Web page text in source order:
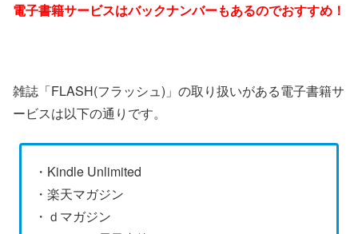
電子書籍サービスはバックナンバーもあるのでおすすめ！
雑誌「FLASH(フラッシュ)」の取り扱いがある電子書籍サ
ービスは以下の通りです。
・Kindle Unlimited
・楽天マガジン
・ｄマガジン